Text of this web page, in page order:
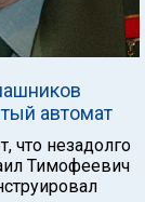
автомат
что незадолго
Тимофеевич